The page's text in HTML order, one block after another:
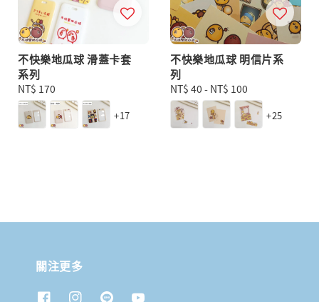
不快樂地瓜球 滑蓋卡套
系列
Regular
price
NT$ 170
+17
不快樂地瓜球 明信片系
列
Regular
price
NT$ 40 - NT$ 100
+25
關注更多